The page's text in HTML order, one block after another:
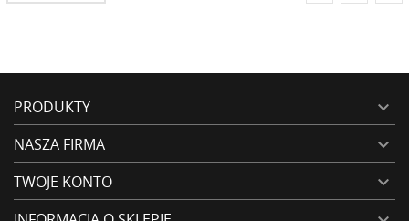
PRODUKTY 
NASZA FIRMA 
TWOJE KONTO 